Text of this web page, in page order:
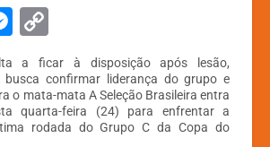
M
s
s
e
p
y
Li
a ficar à disposição após lesão,
busca confirmar liderança do grupo e
o mata-mata A Seleção Brasileira entra
quarta-feira (24) para enfrentar a
rodada do Grupo C da Copa do